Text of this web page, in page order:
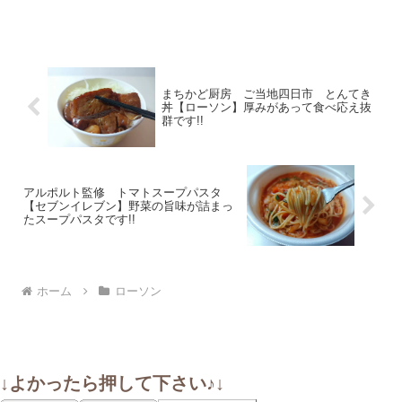
まちかど厨房 ご当地四日市 とんてき
丼【ローソン】厚みがあって食べ応え抜
群です!!
アルポルト監修 トマトスープパスタ
【セブンイレブン】野菜の旨味が詰まっ
たスープパスタです!!
ホーム ローソン
↓よかったら押して下さい♪↓